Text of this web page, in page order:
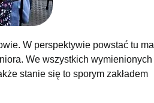
W perspektywie powstać tu ma
We wszystkich wymienionych
stanie się to sporym zakładem